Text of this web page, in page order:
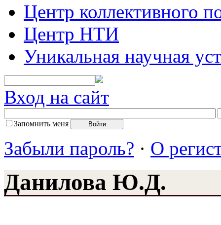
Центр коллективного
Центр НТИ
Уникальная научная
Вход на сайт
Запомнить меня
Забыли пароль? · О
Данилова Ю.Д.